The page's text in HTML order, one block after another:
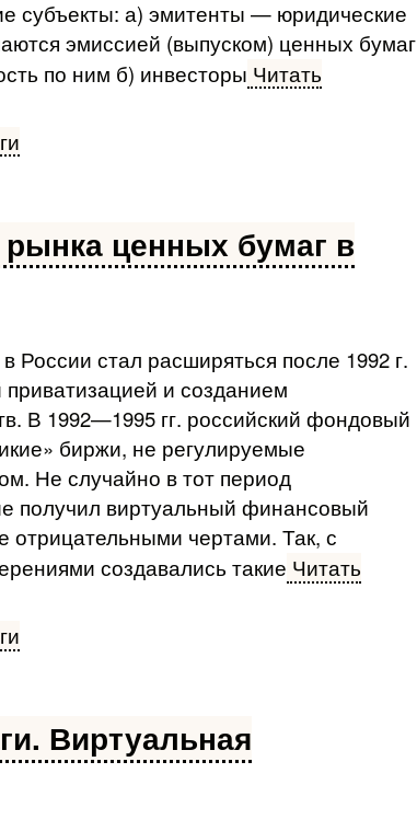
субъекты: а) эмитенты — юридические
эмисси­ей (выпуском) ценных бумаг
по ним б) инвесторы Читать
ценных бумаг в
России стал расширяться после 1992 г.
приватизацией и созданием
В 1992—1995 гг. российский фондовый
биржи, не регулируемые
Не случайно в тот период
получил вир­туальный финансовый
отрицательными чер­тами. Так, с
создавались такие Читать
Виртуальная